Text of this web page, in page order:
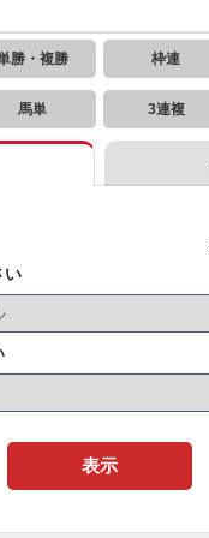
勝・複勝 枠連
馬単 3連複
い
表示